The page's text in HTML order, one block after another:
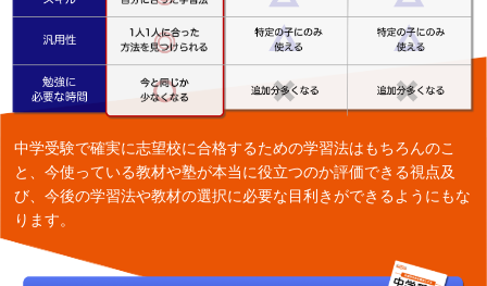
中学受験で確実に志望校に合格するための学習法はもちろんのこ
と、今使っている教材や塾が本当に役立つのか評価できる視点及
び、今後の学習法や教材の選択に必要な目利きができるようにもな
ります。